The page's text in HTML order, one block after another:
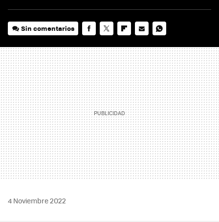
Sin comentarios
MAIL
4 Noviembre 2022